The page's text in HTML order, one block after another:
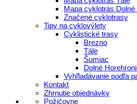
Mapa cyklotrás Dolné
Značené cyklotrasy
Tipy na cyklovýlety
Cyklistické trasy
Brezno
Tále
Šumiac
Dolné
Vyhľladávanie podľa
Kontakt
Zhrnutie objednávky
Požičovne